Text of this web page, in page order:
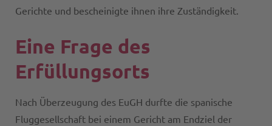
Gerichte und bescheinigte ihnen ihre Zuständigkeit.
Eine Frage des
Erfüllungsorts
Nach Überzeugung des EuGH durfte die spanische
Fluggesellschaft bei einem Gericht am Endziel der